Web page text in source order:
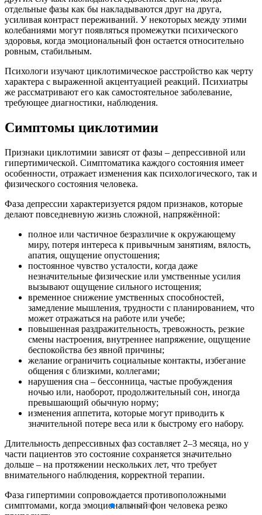
отдельные фазы как бы накладываются друг на друга,
усиливая контраст переживаний. У некоторых между этими
колебаниями могут появляться промежутки психического
здоровья, когда эмоциональный фон остается относительно
ровным, стабильным.
Психологи изучают циклотимическое расстройство как черту
характера с выраженной акцентуацией реакций. Психиатры
же рассматривают его как самостоятельное заболевание,
требующее диагностики, наблюдения.
Симптомы циклотимии
Признаки циклотимии зависят от фазы – депрессивной или
гипертимической. Симптоматика каждого состояния имеет
особенности, отражает изменения как психологического, так и
физического состояния человека.
Фаза депрессии характеризуется рядом признаков, которые
делают повседневную жизнь сложной, напряжённой:
полное или частичное безразличие к окружающему
миру, потеря интереса к привычным занятиям, вялость,
апатия, ощущение опустошения;
постоянное чувство усталости, когда даже
незначительные физические или умственные усилия
вызывают ощущение сильного истощения;
временное снижение умственных способностей,
замедление мышления, трудности с планированием, что
может отражаться на работе или учебе;
повышенная раздражительность, тревожность, резкие
смены настроения, внутреннее напряжение, ощущение
беспокойства без явной причины;
желание ограничить социальные контакты, избегание
общения с близкими, коллегами;
нарушения сна – бессонница, частые пробуждения
ночью или, наоборот, продолжительный сон, иногда
превышающий обычную норму;
изменения аппетита, которые могут приводить к
значительной потере веса или к быстрому его набору.
Длительность депрессивных фаз составляет 2–3 месяца, но у
части пациентов это состояние сохраняется значительно
дольше – на протяжении нескольких лет, что требует
внимательного наблюдения, корректной терапии.
Фаза гипертимии сопровождается противоположными
симптомами, когда эмоциональный фон человека резко